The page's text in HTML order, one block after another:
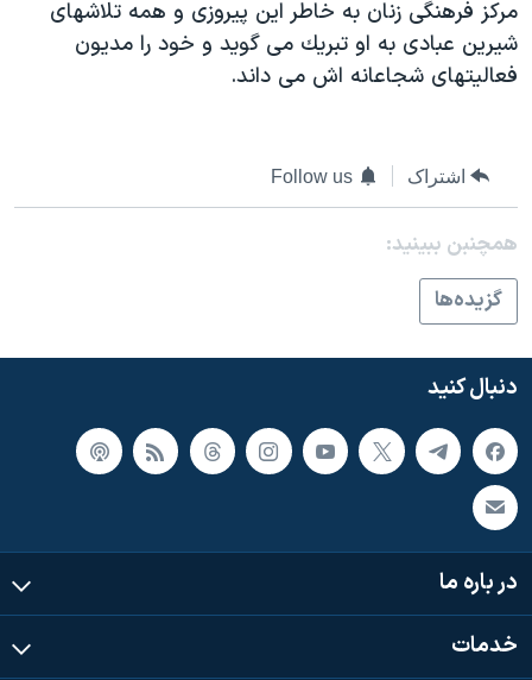
مركز فرهنگی زنان به خاطر اين پيروزی و همه تلاشهای
شيرين عبادی به او تبريك می گويد و خود را مديون
فعاليتهای شجاعانه اش می داند.
اشتراک Follow us
همچنبن ببینید:
گزيده‌ها
دنبال کنید
در باره ما
خدمات